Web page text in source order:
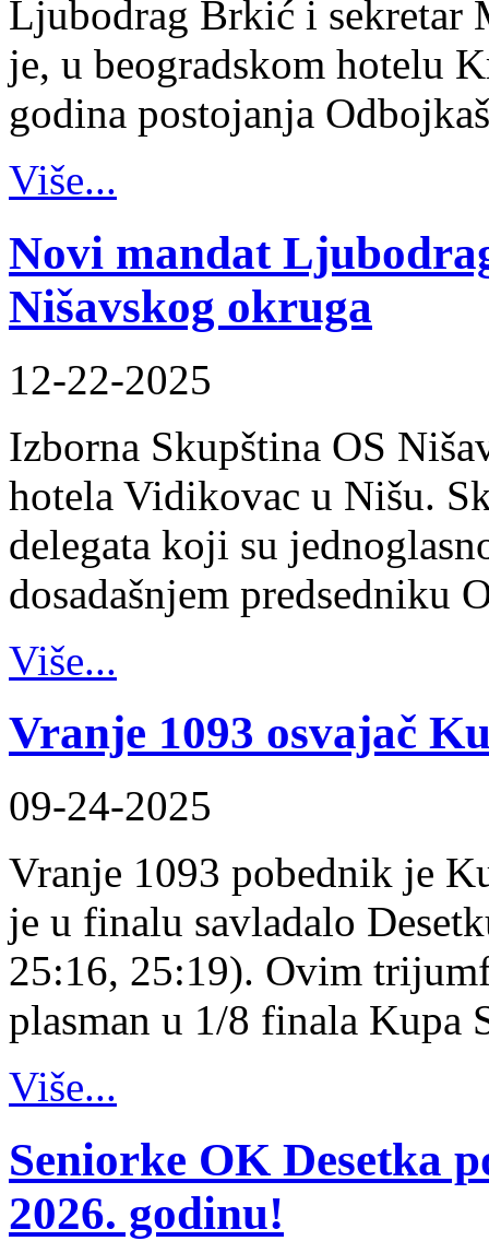
Ljubodrag Brkić i sekretar
je, u beogradskom hotelu
godina postojanja
Više...
Novi mandat
Nišavskog okruga
12-22-2025
Izborna Skupština OS
hotela Vidikovac u Nišu.
delegata koji su
dosadašnjem predsedniku
Više...
Vranje 1093 osvajač
09-24-2025
Vranje 1093 pobednik je
je u finalu savladalo
25:16, 25:19). Ovim
plasman u 1/8 finala Kupa
Više...
Seniorke OK Desetka
2026. godinu!